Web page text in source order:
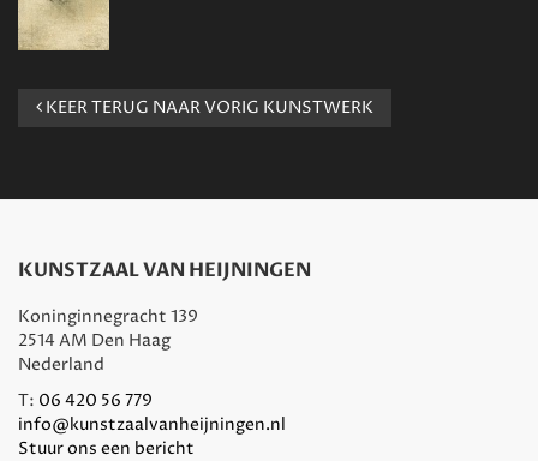
KEER TERUG NAAR VORIG KUNSTWERK
KUNSTZAAL VAN HEIJNINGEN
Koninginnegracht 139
2514 AM Den Haag
Nederland
T: 06 420 56 779
info@kunstzaalvanheijningen.nl
Stuur ons een bericht